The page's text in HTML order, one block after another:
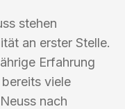
stehen
an erster Stelle.
Erfahrung
viele
nach